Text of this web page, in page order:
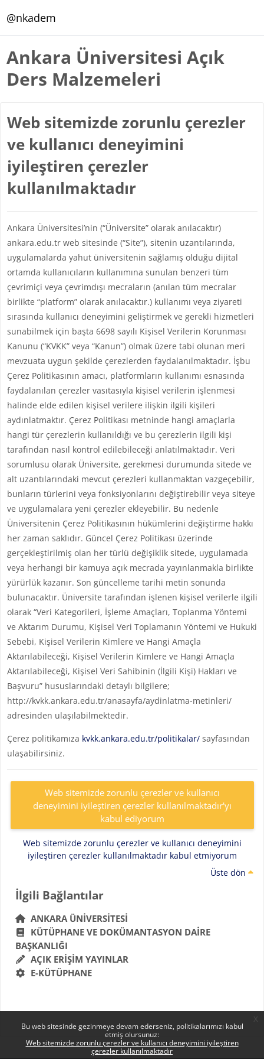
Bu web sitesinde gezinmeye devam ederseniz, politikalarımızı kabul
etmiş olursunuz:
Web sitemizde zorunlu çerezler ve kullanıcı deneyimini iyileştiren
çerezler kullanılmaktadır
@nkadem
Ankara Üniversitesi Açık
Ders Malzemeleri
Web sitemizde zorunlu çerezler
ve kullanıcı deneyimini
iyileştiren çerezler
kullanılmaktadır
Ankara Üniversitesi’nin (“Üniversite” olarak anılacaktır)
ankara.edu.tr web sitesinde (“Site”), sitenin uzantılarında,
uygulamalarda yahut üniversitenin sağlamış olduğu dijital
ortamda kullanıcıların kullanımına sunulan benzeri tüm
çevrimiçi veya çevrimdışı mecraların (anılan tüm mecralar
birlikte “platform” olarak anılacaktır.) kullanımı veya ziyareti
sırasında kullanıcı deneyimini geliştirmek ve gerekli hizmetleri
sunabilmek için başta 6698 sayılı Kişisel Verilerin Korunması
Kanunu (“KVKK” veya “Kanun”) olmak üzere tabi olunan meri
mevzuata uygun şekilde çerezlerden faydalanılmaktadır. İşbu
Çerez Politikasının amacı, platformların kullanımı esnasında
faydalanılan çerezler vasıtasıyla kişisel verilerin işlenmesi
halinde elde edilen kişisel verilere ilişkin ilgili kişileri
aydınlatmaktır. Çerez Politikası metninde hangi amaçlarla
hangi tür çerezlerin kullanıldığı ve bu çerezlerin ilgili kişi
tarafından nasıl kontrol edilebileceği anlatılmaktadır. Veri
sorumlusu olarak Üniversite, gerekmesi durumunda sitede ve
alt uzantılarındaki mevcut çerezleri kullanmaktan vazgeçebilir,
bunların türlerini veya fonksiyonlarını değiştirebilir veya siteye
ve uygulamalara yeni çerezler ekleyebilir. Bu nedenle
Üniversitenin Çerez Politikasının hükümlerini değiştirme hakkı
her zaman saklıdır. Güncel Çerez Politikası üzerinde
gerçekleştirilmiş olan her türlü değişiklik sitede, uygulamada
veya herhangi bir kamuya açık mecrada yayınlanmakla birlikte
yürürlük kazanır. Son güncelleme tarihi metin sonunda
bulunacaktır. Üniversite tarafından işlenen kişisel verilerle ilgili
olarak “Veri Kategorileri, İşleme Amaçları, Toplanma Yöntemi
ve Aktarım Durumu, Kişisel Veri Toplamanın Yöntemi ve Hukuki
Sebebi, Kişisel Verilerin Kimlere ve Hangi Amaçla
Aktarılabileceği, Kişisel Verilerin Kimlere ve Hangi Amaçla
Aktarılabileceği, Kişisel Veri Sahibinin (İlgili Kişi) Hakları ve
Başvuru” hususlarındaki detaylı bilgilere;
http://kvkk.ankara.edu.tr/anasayfa/aydinlatma-metinleri/
adresinden ulaşılabilmektedir.
Çerez politikamıza kvkk.ankara.edu.tr/politikalar/sayfasından
ulaşabilirsiniz.
Web sitemizde zorunlu çerezler ve kullanıcı
deneyimini iyileştiren çerezler kullanılmaktadır'yı
kabul ediyorum
Web sitemizde zorunlu çerezler ve kullanıcı deneyimini
iyileştiren çerezler kullanılmaktadır kabul etmiyorum
Üste dön
Bloklar
İlgili Bağlantılar 'yı atla
İlgili Bağlantılar
ANKARA ÜNIVERSITESI
KÜTÜPHANE VE DOKÜMANTASYON DAIRE
BAŞKANLIĞI
AÇIK ERIŞIM YAYINLAR
E-KÜTÜPHANE